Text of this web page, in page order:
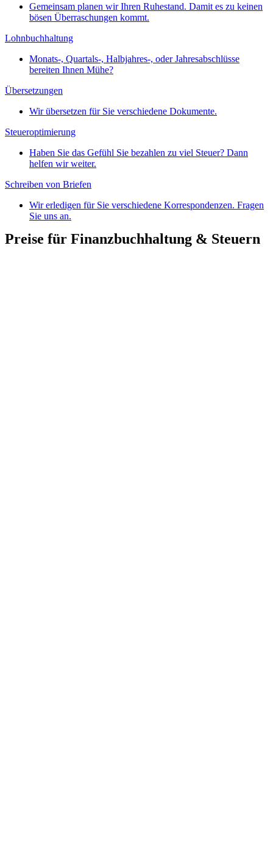
Gemeinsam planen wir Ihren Ruhestand. Damit es zu keinen
bösen Überraschungen kommt.
Lohnbuchhaltung
Monats-, Quartals-, Halbjahres-, oder Jahresabschlüsse
bereiten Ihnen Mühe?
Übersetzungen
Wir übersetzen für Sie verschiedene Dokumente.
Steueroptimierung
Haben Sie das Gefühl Sie bezahlen zu viel Steuer? Dann
helfen wir weiter.
Schreiben von Briefen
Wir erledigen für Sie verschiedene Korrespondenzen. Fragen
Sie uns an.
Preise für Finanzbuchhaltung & Steuern